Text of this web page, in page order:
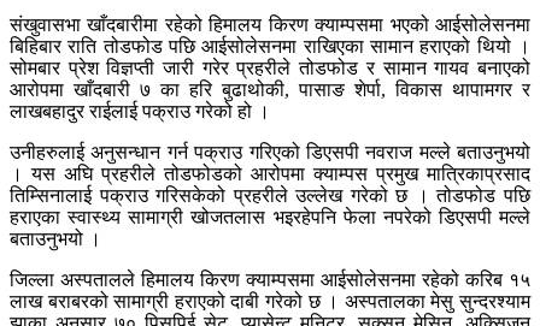
संखुवासभा खाँदबारीमा रहेको हिमालय किरण क्याम्पसमा भएको आईसोलेसनमा
बिहिबार राति तोडफोड पछि आईसोलेसनमा राखिएका सामान हराएको थियो ।
सोमबार प्रेश विज्ञप्ती जारी गरेर प्रहरीले तोडफोड र सामान गायव बनाएको
आरोपमा खाँदबारी ७ का हरि बुढाथोकी, पासाङ शेर्पा, विकास थापामगर र
लाखबहादुर राईलाई पक्राउ गरेको हो ।
उनीहरुलाई अनुसन्धान गर्न पक्राउ गरिएको डिएसपी नवराज मल्ले बताउनुभयो
। यस अघि प्रहरीले तोडफोडको आरोपमा क्याम्पस प्रमुख मात्रिकाप्रसाद
तिम्सिनालाई पक्राउ गरिसकेको प्रहरीले उल्लेख गरेको छ । तोडफोड पछि
हराएका स्वास्थ्य सामाग्री खोजतलास भइरहेपनि फेला नपरेको डिएसपी मल्ले
बताउनुभयो ।
जिल्ला अस्पतालले हिमालय किरण क्याम्पसमा आईसोलेसनमा रहेको करिब १५
लाख बराबरको सामाग्री हराएको दाबी गरेको छ । अस्पतालका मेसु सुन्दरश्याम